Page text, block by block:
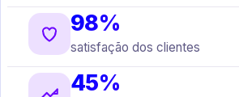
98%
satisfação dos clientes
45%